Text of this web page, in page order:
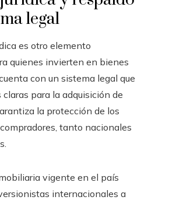
legal
es otro elemento
quienes invierten en bienes
con un sistema legal que
para la adquisición de
la protección de los
tanto nacionales
vigente en el país
internacionales a